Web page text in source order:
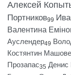
Алексей
Портников99
Валентина
Ауслендер49
Костянтин
Прозапас35 Денис